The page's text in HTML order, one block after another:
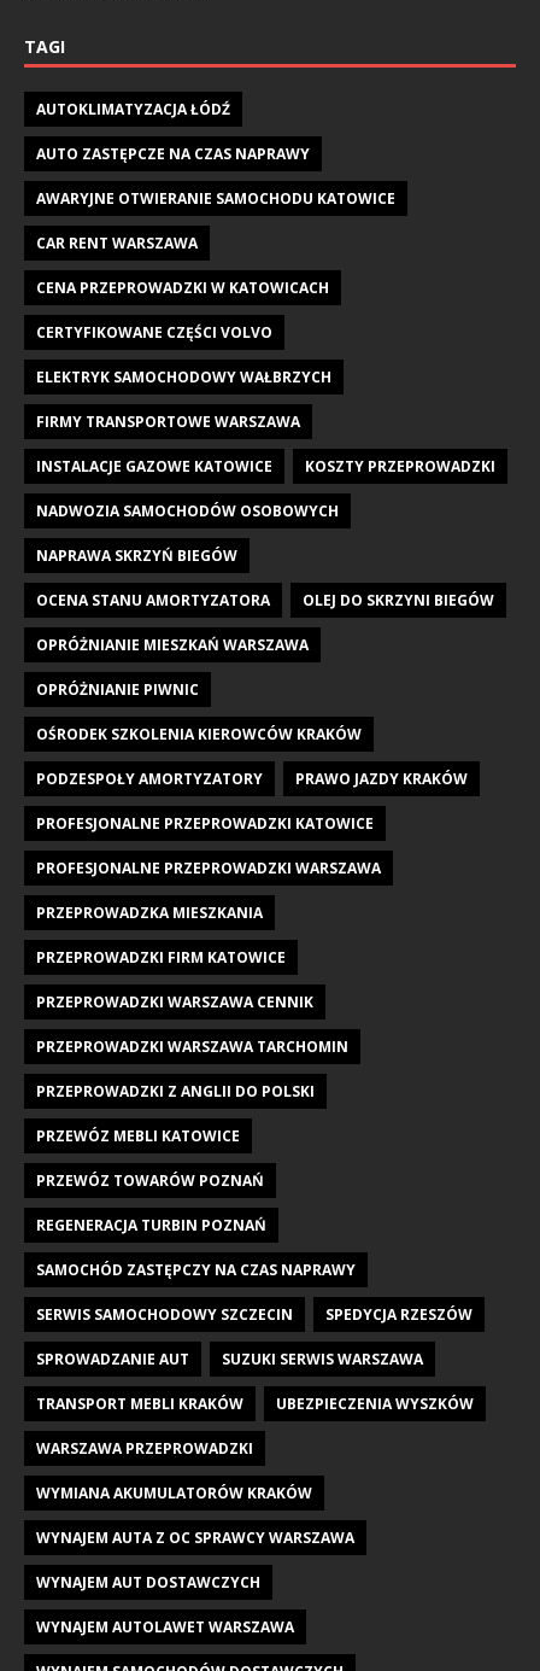
TAGI
AUTOKLIMATYZACJA ŁÓDŹ
AUTO ZASTĘPCZE NA CZAS NAPRAWY
AWARYJNE OTWIERANIE SAMOCHODU KATOWICE
CAR RENT WARSZAWA
CENA PRZEPROWADZKI W KATOWICACH
CERTYFIKOWANE CZĘŚCI VOLVO
ELEKTRYK SAMOCHODOWY WAŁBRZYCH
FIRMY TRANSPORTOWE WARSZAWA
INSTALACJE GAZOWE KATOWICE KOSZTY PRZEPROWADZKI
NADWOZIA SAMOCHODÓW OSOBOWYCH
NAPRAWA SKRZYŃ BIEGÓW
OCENA STANU AMORTYZATORA OLEJ DO SKRZYNI BIEGÓW
OPRÓŻNIANIE MIESZKAŃ WARSZAWA
OPRÓŻNIANIE PIWNIC
OŚRODEK SZKOLENIA KIEROWCÓW KRAKÓW
PODZESPOŁY AMORTYZATORY PRAWO JAZDY KRAKÓW
PROFESJONALNE PRZEPROWADZKI KATOWICE
PROFESJONALNE PRZEPROWADZKI WARSZAWA
PRZEPROWADZKA MIESZKANIA
PRZEPROWADZKI FIRM KATOWICE
PRZEPROWADZKI WARSZAWA CENNIK
PRZEPROWADZKI WARSZAWA TARCHOMIN
PRZEPROWADZKI Z ANGLII DO POLSKI
PRZEWÓZ MEBLI KATOWICE
PRZEWÓZ TOWARÓW POZNAŃ
REGENERACJA TURBIN POZNAŃ
SAMOCHÓD ZASTĘPCZY NA CZAS NAPRAWY
SERWIS SAMOCHODOWY SZCZECIN SPEDYCJA RZESZÓW
SPROWADZANIE AUT SUZUKI SERWIS WARSZAWA
TRANSPORT MEBLI KRAKÓW UBEZPIECZENIA WYSZKÓW
WARSZAWA PRZEPROWADZKI
WYMIANA AKUMULATORÓW KRAKÓW
WYNAJEM AUTA Z OC SPRAWCY WARSZAWA
WYNAJEM AUT DOSTAWCZYCH
WYNAJEM AUTOLAWET WARSZAWA